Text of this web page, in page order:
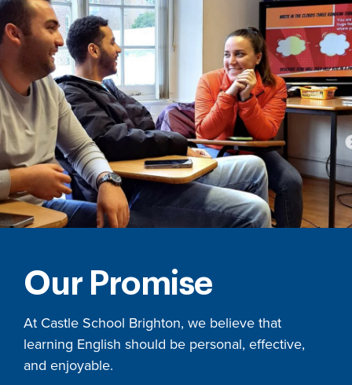
Our Promise
At Castle School Brighton, we believe that
learning English should be personal, effective,
and enjoyable.